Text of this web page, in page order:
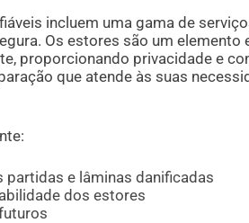
incluem uma gama de
Os estores são um elemento
proporcionando privacidade e
que atende às suas
partidas e lâminas danificadas
dos estores